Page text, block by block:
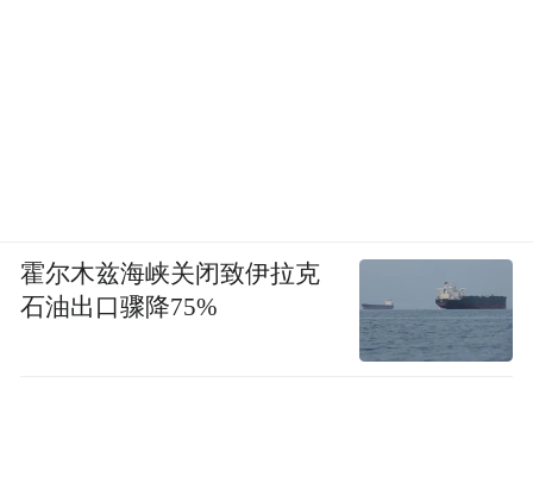
霍尔木兹海峡关闭致伊拉克
石油出口骤降75%